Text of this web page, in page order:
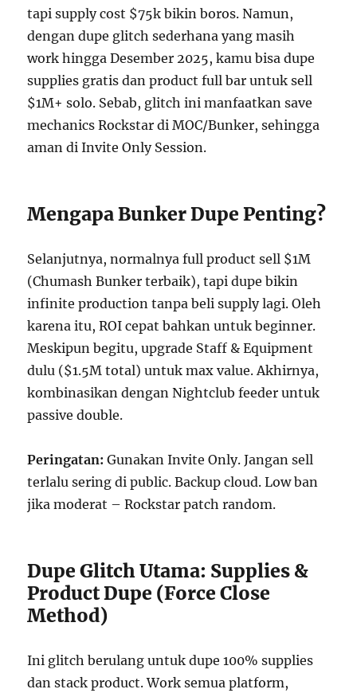
tapi supply cost $75k bikin boros. Namun,
dengan dupe glitch sederhana yang masih
work hingga Desember 2025, kamu bisa dupe
supplies gratis dan product full bar untuk sell
$1M+ solo. Sebab, glitch ini manfaatkan save
mechanics Rockstar di MOC/Bunker, sehingga
aman di Invite Only Session.
Mengapa Bunker Dupe Penting?
Selanjutnya, normalnya full product sell $1M
(Chumash Bunker terbaik), tapi dupe bikin
infinite production tanpa beli supply lagi. Oleh
karena itu, ROI cepat bahkan untuk beginner.
Meskipun begitu, upgrade Staff & Equipment
dulu ($1.5M total) untuk max value. Akhirnya,
kombinasikan dengan Nightclub feeder untuk
passive double.
Peringatan: Gunakan Invite Only. Jangan sell
terlalu sering di public. Backup cloud. Low ban
jika moderat – Rockstar patch random.
Dupe Glitch Utama: Supplies &
Product Dupe (Force Close
Method)
Ini glitch berulang untuk dupe 100% supplies
dan stack product. Work semua platform,